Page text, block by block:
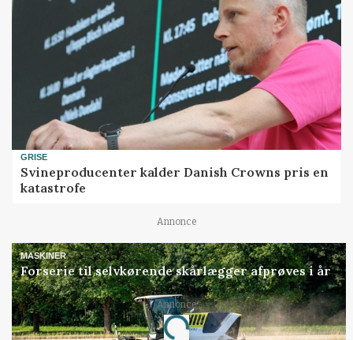
GRISE
Svineproducenter kalder Danish Crowns pris en
katastrofe
Annonce
MASKINER
Forserie til selvkørende skårlægger afprøves i år
Annonce